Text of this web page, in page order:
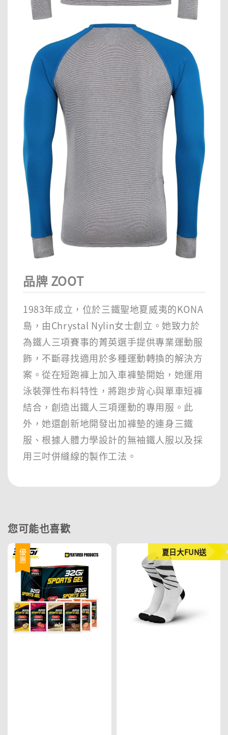
品牌 ZOOT
1983年成立，位於三鐵聖地夏威夷的KONA
島，由Chrystal Nylin女士創立。她致力於
為鐵人三項賽事的菁英選手提供專業運動服
飾，不斷尋找適用於多種運動轉換的解決方
案。從在短跑褲上加入車褲墊開始，她運用
泳裝彈性布料特性，將跑步背心與單車短褲
結合，創造出鐵人三項運動的專用服。此
外，她還創新地開發出加褲墊的連身三鐵
服、根據人體力學設計的無袖鐵人服以及採
用三吋併縫線的製作工法。
您可能也喜歡
優惠 夏日大FUN送